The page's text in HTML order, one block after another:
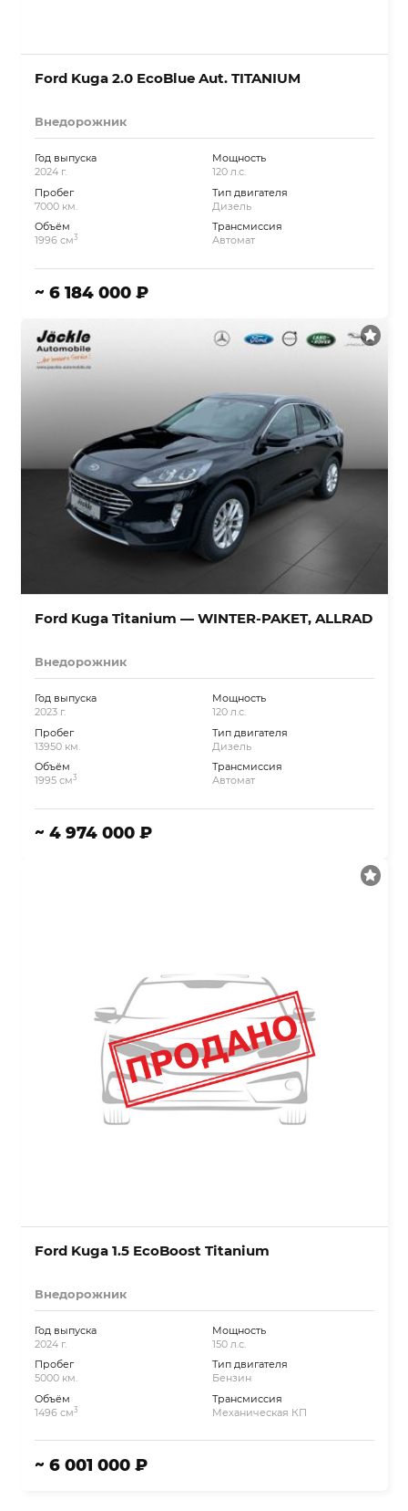
Ford Kuga 2.0 EcoBlue Aut. TITANIUM
Внедорожник
Год выпуска
2024 г.
Пробег
7000 км.
Объём
1996 см3
Мощность
120 л.с.
Тип двигателя
Дизель
Трансмиссия
Автомат
~ 6 184 000 ₽
Ford Kuga Titanium — WINTER-PAKET, ALLRAD
Внедорожник
Год выпуска
2023 г.
Пробег
13950 км.
Объём
1995 см3
Мощность
120 л.с.
Тип двигателя
Дизель
Трансмиссия
Автомат
~ 4 974 000 ₽
Ford Kuga 1.5 EcoBoost Titanium
Внедорожник
Год выпуска
2024 г.
Пробег
5000 км.
Объём
1496 см3
Мощность
150 л.с.
Тип двигателя
Бензин
Трансмиссия
Механическая КП
~ 6 001 000 ₽